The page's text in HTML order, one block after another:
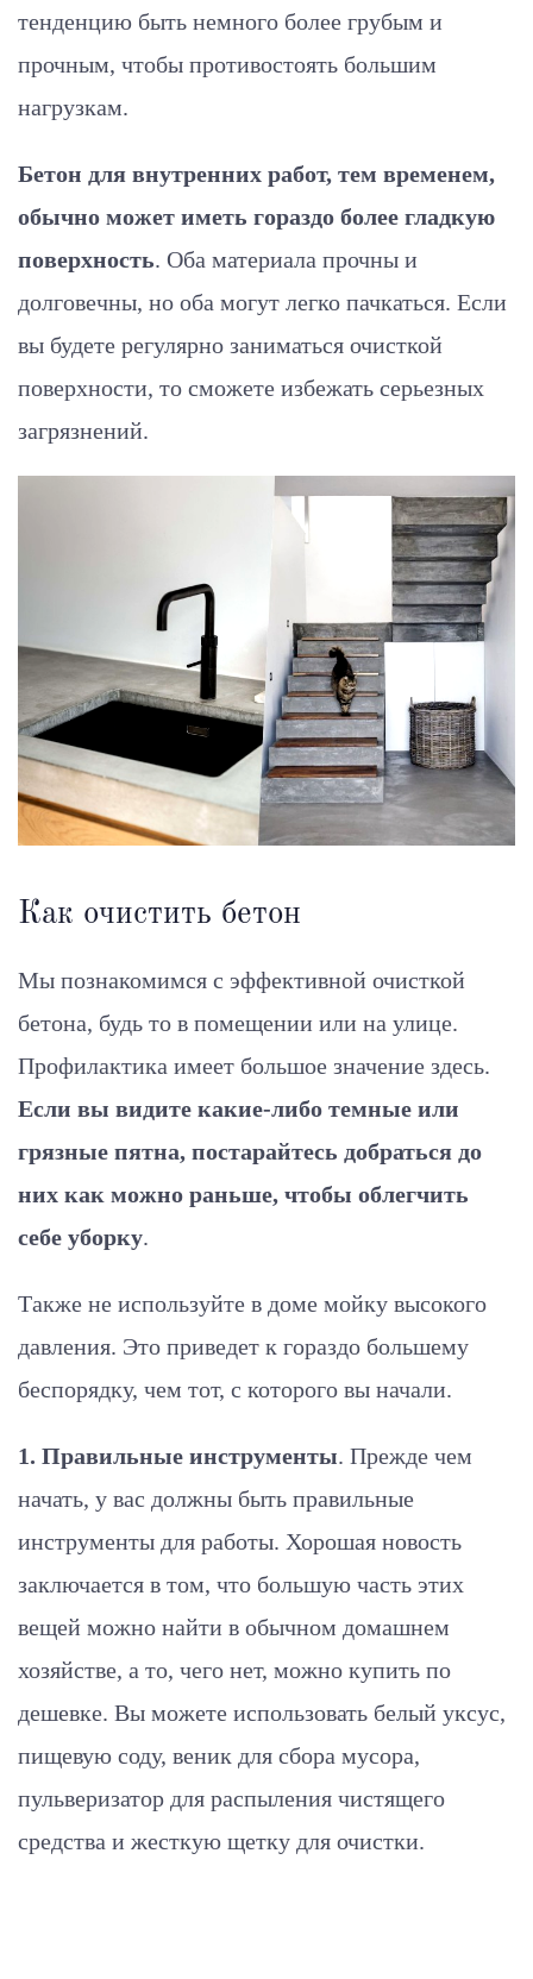
тенденцию быть немного более грубым и
прочным, чтобы противостоять большим
нагрузкам.
Бетон для внутренних работ, тем временем,
обычно может иметь гораздо более гладкую
поверхность. Оба материала прочны и
долговечны, но оба могут легко пачкаться. Если
вы будете регулярно заниматься очисткой
поверхности, то сможете избежать серьезных
загрязнений.
Как очистить бетон
Мы познакомимся с эффективной очисткой
бетона, будь то в помещении или на улице.
Профилактика имеет большое значение здесь.
Если вы видите какие-либо темные или
грязные пятна, постарайтесь добраться до
них как можно раньше, чтобы облегчить
себе уборку.
Также не используйте в доме мойку высокого
давления. Это приведет к гораздо большему
беспорядку, чем тот, с которого вы начали.
1. Правильные инструменты. Прежде чем
начать, у вас должны быть правильные
инструменты для работы. Хорошая новость
заключается в том, что большую часть этих
вещей можно найти в обычном домашнем
хозяйстве, а то, чего нет, можно купить по
дешевке. Вы можете использовать белый уксус,
пищевую соду, веник для сбора мусора,
пульверизатор для распыления чистящего
средства и жесткую щетку для очистки.